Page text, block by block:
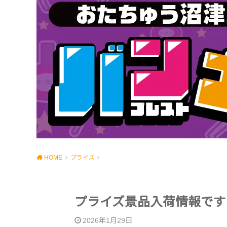
HOME プライズ
プライズ景品入荷情報で
2026年1月29日